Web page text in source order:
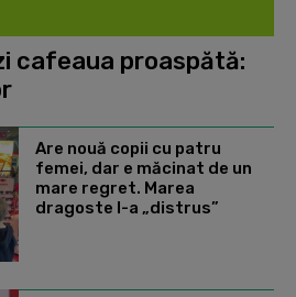
cafeaua proaspătă:
Are nouă copii cu patru
femei, dar e măcinat de un
mare regret. Marea
dragoste l-a „distrus”